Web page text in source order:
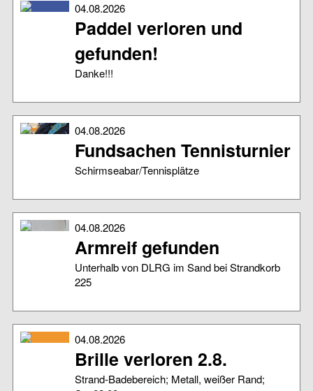
04.08.2026
Paddel verloren und
gefunden!
Danke!!!
04.08.2026
Fundsachen Tennisturnier
Schirmseabar/Tennisplätze
04.08.2026
Armreif gefunden
Unterhalb von DLRG im Sand bei Strandkorb
225
04.08.2026
Brille verloren 2.8.
Strand-Badebereich; Metall, weißer Rand;